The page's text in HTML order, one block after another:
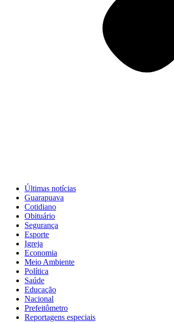
Últimas notícias
Guarapuava
Cotidiano
Obituário
Segurança
Esporte
Igreja
Economia
Meio Ambiente
Política
Saúde
Educação
Nacional
Prefeitômetro
Reportagens especiais